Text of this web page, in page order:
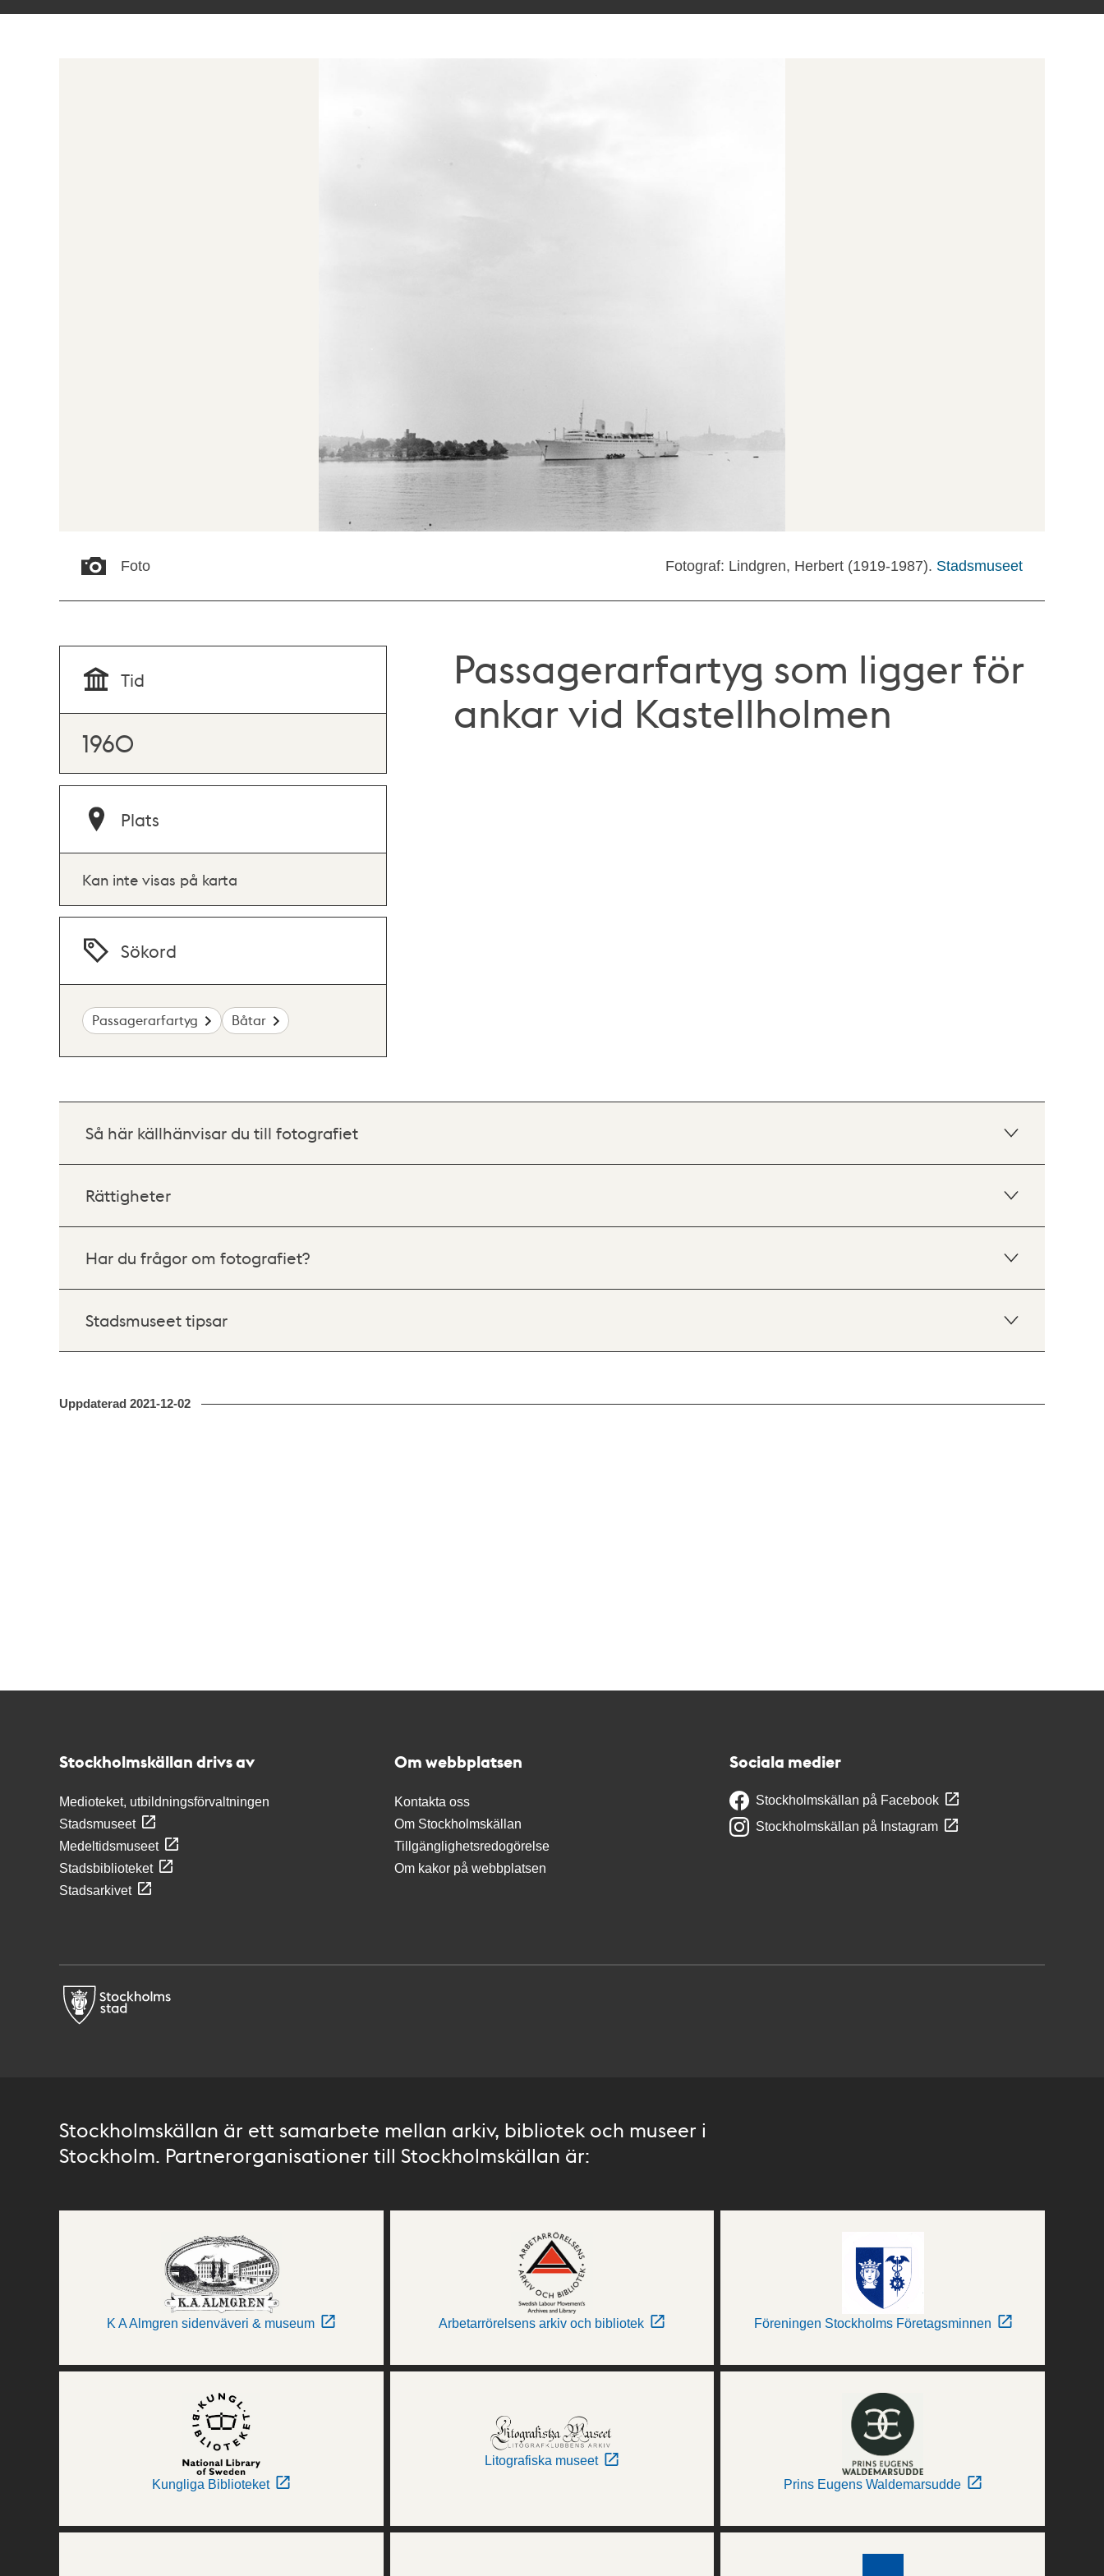
Foto Fotograf: Lindgren, Herbert (1919-1987). Stadsmuseet
Passagerarfartyg som ligger för
ankar vid Kastellholmen
Tid
1960
Plats
Kan inte visas på karta
Sökord
Passagerarfartyg Båtar
Så här källhänvisar du till fotografiet
Rättigheter
Har du frågor om fotografiet?
Stadsmuseet tipsar
Uppdaterad 2021-12-02
Stockholmskällan drivs av
Medioteket, utbildningsförvaltningen
Stadsmuseet
Medeltidsmuseet
Stadsbiblioteket
Stadsarkivet
Om webbplatsen
Kontakta oss
Om Stockholmskällan
Tillgänglighetsredogörelse
Om kakor på webbplatsen
Sociala medier
Stockholmskällan på Facebook
Stockholmskällan på Instagram
Stockholmskällan är ett samarbete mellan arkiv, bibliotek och museer i
Stockholm. Partnerorganisationer till Stockholmskällan är:
K A Almgren sidenväveri & museum Arbetarrörelsens arkiv och bibliotek Föreningen Stockholms Företagsminnen
Kungliga Biblioteket
Litografiska museet
Prins Eugens Waldemarsudde